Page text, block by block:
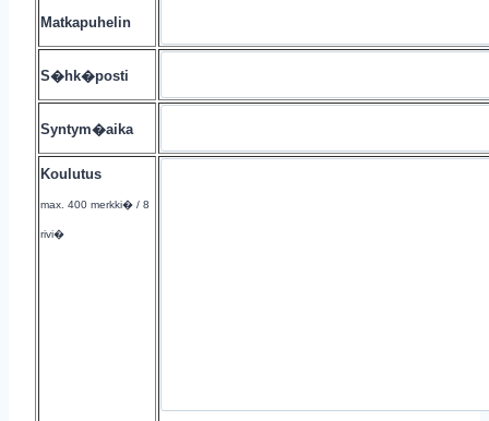
Matkapuhelin
S�hk�posti
Syntym�aika
Koulutus
max. 400 merkki� / 8
rivi�